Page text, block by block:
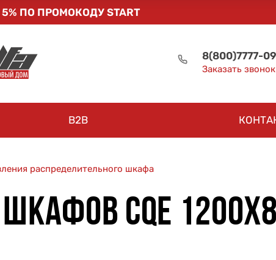
ПО ПРОМОКОДУ START
8(800)7777-
Заказать звонок
B2B
распределительного шкафа
CQE